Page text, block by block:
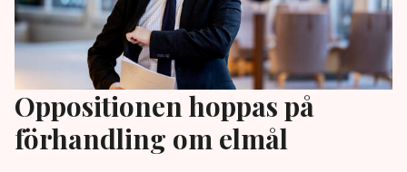
Oppositionen hoppas på
förhandling om elmål